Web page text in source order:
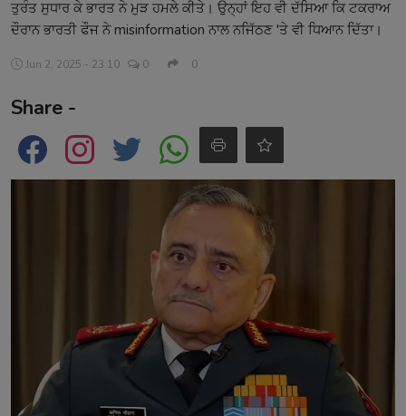
Gallery
Contact
ਤੁਰੰਤ ਸੁਧਾਰ ਕੇ ਭਾਰਤ ਨੇ ਮੁੜ ਹਮਲੇ ਕੀਤੇ। ਉਨ੍ਹਾਂ ਇਹ ਵੀ ਦੱਸਿਆ ਕਿ ਟਕਰਾਅ
ਦੌਰਾਨ ਭਾਰਤੀ ਫੌਜ ਨੇ misinformation ਨਾਲ ਨਜਿੱਠਣ 'ਤੇ ਵੀ ਧਿਆਨ ਦਿੱਤਾ।
Jun 2, 2025 - 23:10 0 0
Share -